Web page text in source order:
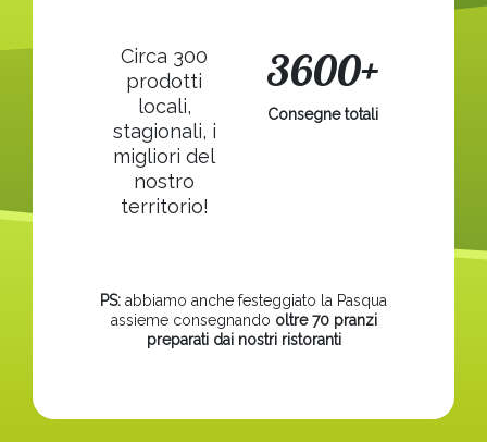
Circa 300
prodotti
locali,
stagionali, i
migliori del
nostro
territorio!
3600+
Consegne totali
PS: abbiamo anche festeggiato la Pasqua
assieme consegnando oltre 70 pranzi
preparati dai nostri ristoranti